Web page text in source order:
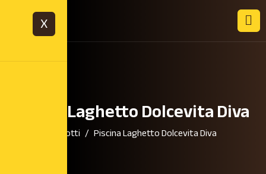
X
Piscina Laghetto Dolcevita Diva
Prodotti Piscina Laghetto Dolcevita Diva